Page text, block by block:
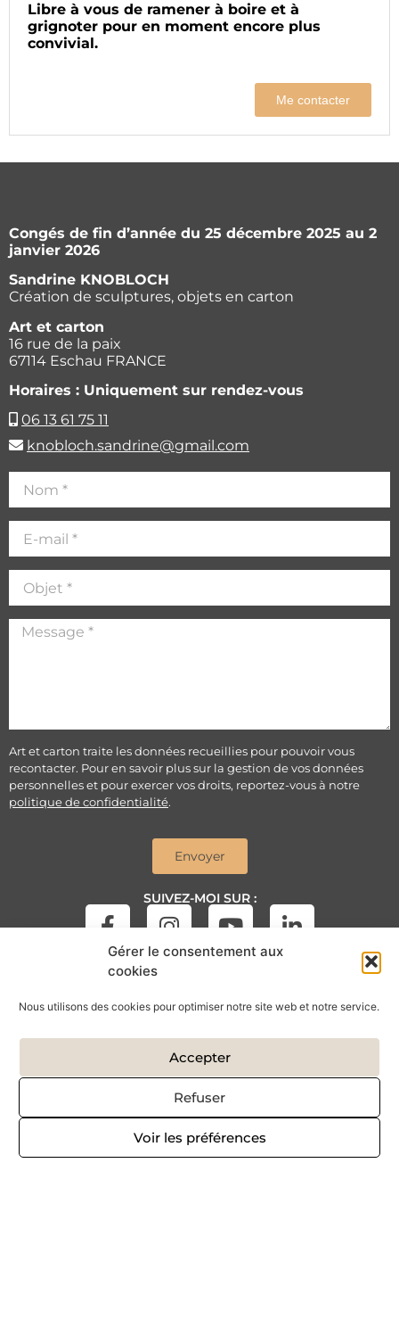
Gérer le consentement aux
cookies
Nous utilisons des cookies pour optimiser notre site web et notre service.
Accepter
Refuser
Voir les préférences
Libre à vous de ramener à boire et à
grignoter pour en moment encore plus
convivial.
Me contacter
Congés de fin d’année du 25 décembre 2025 au 2
janvier 2026
Sandrine KNOBLOCH
Création de sculptures, objets en carton
Art et carton
16 rue de la paix
67114 Eschau FRANCE
Horaires : Uniquement sur rendez-vous
06 13 61 75 11
knobloch.sandrine@gmail.com
Art et carton traite les données recueillies pour pouvoir vous
recontacter. Pour en savoir plus sur la gestion de vos données
personnelles et pour exercer vos droits, reportez-vous à notre
politique de confidentialité.
Envoyer
SUIVEZ-MOI SUR :
Copyright © 2026 – Réalisé parKrysalidesign